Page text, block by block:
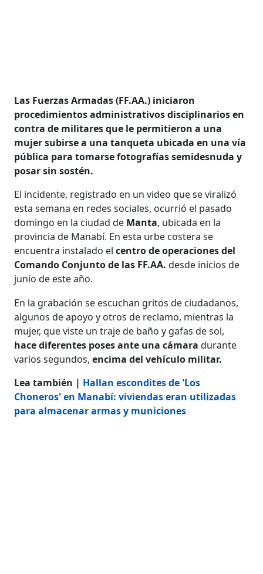
Las Fuerzas Armadas (FF.AA.) iniciaron
procedimientos administrativos disciplinarios en
contra de militares que le permitieron a una
mujer subirse a una tanqueta ubicada en una vía
pública para tomarse fotografías semidesnuda y
posar sin sostén.
El incidente, registrado en un video que se viralizó
esta semana en redes sociales, ocurrió el pasado
domingo en la ciudad de Manta, ubicada en la
provincia de Manabí. En esta urbe costera se
encuentra instalado elcentro de operaciones del
Comando Conjunto de las FF.AA. desde inicios de
junio de este año.
En la grabación se escuchan gritos de ciudadanos,
algunos de apoyo y otros de reclamo, mientras la
mujer, que viste un traje de baño y gafas de sol,
hace diferentes poses ante una cámara durante
varios segundos, encima del vehículo militar.
Lea también | Hallan escondites de 'Los
Choneros' en Manabí: viviendas eran utilizadas
para almacenar armas y municiones